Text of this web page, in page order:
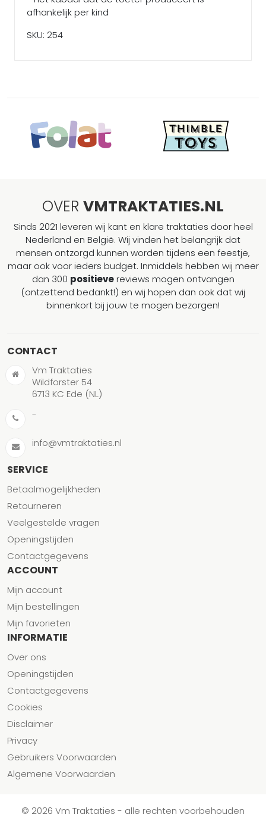
afhankelijk per kind
SKU: 254
OVER VMTRAKTATIES.NL
Sinds 2021 leveren wij kant en klare traktaties door heel
Nederland en België. Wij vinden het belangrijk dat
mensen ontzorgd kunnen worden tijdens een feestje,
maar ook voor ieders budget. Inmiddels hebben wij meer
dan 300 positievereviews mogen ontvangen
(ontzettend bedankt!) en wij hopen dan ook dat wij
binnenkort bij jouw te mogen bezorgen!
CONTACT
Vm Traktaties
Wildforster 54
6713 KC Ede (NL)
-
info@vmtraktaties.nl
SERVICE
Betaalmogelijkheden
Retourneren
Veelgestelde vragen
Openingstijden
Contactgegevens
ACCOUNT
Mijn account
Mijn bestellingen
Mijn favorieten
INFORMATIE
Over ons
Openingstijden
Contactgegevens
Cookies
Disclaimer
Privacy
Gebruikers Voorwaarden
Algemene Voorwaarden
© 2026 Vm Traktaties - alle rechten voorbehouden